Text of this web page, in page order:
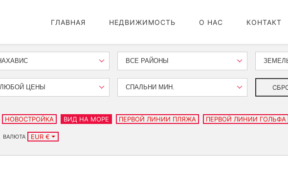
ГЛАВНАЯ НЕДВИЖИМОСТЬ О НАС КОНТАКТ
ВСЕ РАЙОНЫ
ЦЕНЫ СПАЛЬНИ МИН.
НОВОСТРОЙКА ВИД НА МОРЕ ПЕРВОЙ ЛИНИИ ПЛЯЖА ПЕРВОЙ ЛИНИИ ГОЛЬФА
ВАЛЮТА EUR €